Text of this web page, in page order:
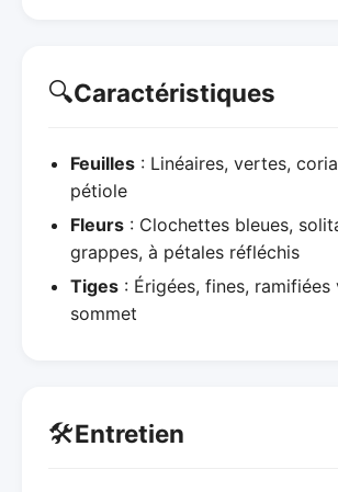
🔍Caractéristiques
Feuilles : Linéaires, vertes,
pétiole
Fleurs : Clochettes bleues,
grappes, à pétales réfléchis
Tiges : Érigées, fines, ramifiées
sommet
🛠️Entretien